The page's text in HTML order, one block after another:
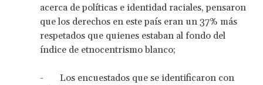
acerca de políticas e identidad raciales, pensaron
que los derechos en este país eran un 37% más
respetados que quienes estaban al fondo del
índice de etnocentrismo blanco;
- Los encuestados que se identificaron con